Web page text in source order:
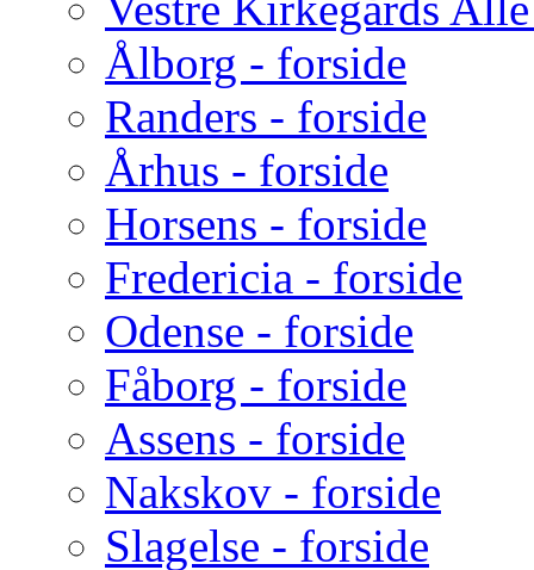
Ålborg - forside
Randers - forside
Århus - forside
Horsens - forside
Fredericia - forside
Odense - forside
Fåborg - forside
Assens - forside
Nakskov - forside
Slagelse - forside